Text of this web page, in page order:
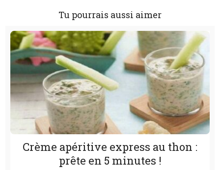
Tu pourrais aussi aimer
Crème apéritive express au thon :
prête en 5 minutes !